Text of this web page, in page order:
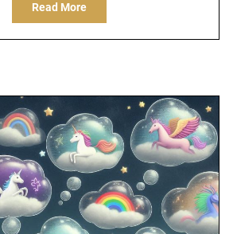
Read More